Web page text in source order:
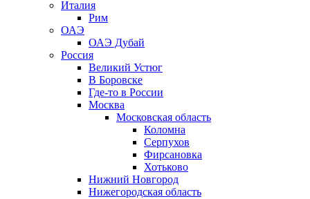
Италия
Рим
ОАЭ
ОАЭ Дубай
Россия
Великий Устюг
В Боровске
Где-то в России
Москва
Московская область
Коломна
Серпухов
Фирсановка
Хотьково
Нижний Новгород
Нижегородская область